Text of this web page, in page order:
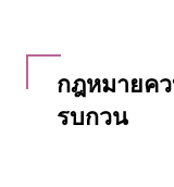
กฎหมายค
รบกวน